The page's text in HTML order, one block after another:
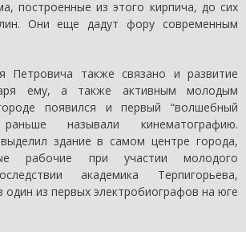
построенные из этого кирпича, до сих
Они еще дадут фору современным
Петровича также связано и развитие
ему, а также активным молодым
появился и первый “волшебный
называли кинематографию.
здание в самом центре города,
рабочие при участии молодого
академика Терпигорьева,
один из первых электробиографов на юге